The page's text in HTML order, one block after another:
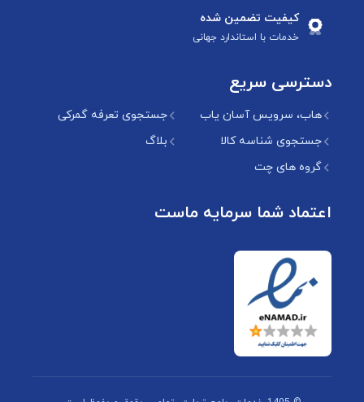
کیفیت تضمین شده
خدمات با استاندارد جهانی
دسترسی سریع
هاب، سرویس آسان یاب
جستجوی تعرفه گمرکی
جستجوی شناسه کالا
بلاگ
گروه های چت
اعتماد شما سرمایه ماست